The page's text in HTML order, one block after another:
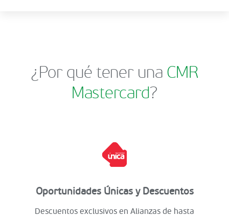
¿Por qué tener una CMR
Mastercard?
Oportunidades Únicas y Descuentos
Descuentos exclusivos en Alianzas de hasta